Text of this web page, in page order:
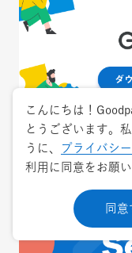
こんにちは！
とうございます。
うに、
プライバシ
利用に同意をお願
同意